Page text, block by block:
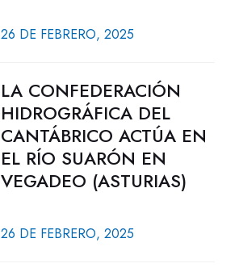
26 DE FEBRERO, 2025
LA CONFEDERACIÓN
HIDROGRÁFICA DEL
CANTÁBRICO ACTÚA EN
EL RÍO SUARÓN EN
VEGADEO (ASTURIAS)
26 DE FEBRERO, 2025